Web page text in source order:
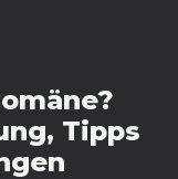
Tipps